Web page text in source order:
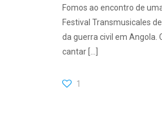
Fomos ao encontro de
Festival Transmusicales
da guerra civil em Angola.
cantar[…]
1